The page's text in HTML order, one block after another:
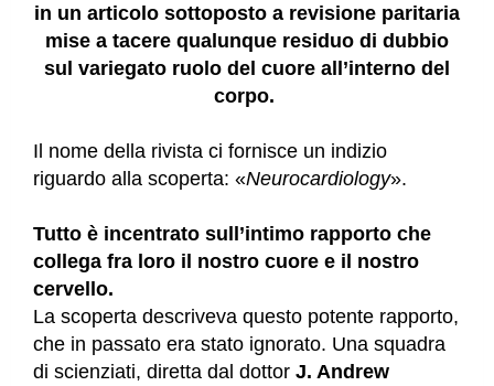
in un articolo sottoposto a revisione paritaria
mise a tacere qualunque residuo di dubbio
sul variegato ruolo del cuore all’interno del
corpo.
Il nome della rivista ci fornisce un indizio
riguardo alla scoperta: «Neurocardiology».
Tutto è incentrato sull’intimo rapporto che
collega fra loro il nostro cuore e il nostro
cervello.
La scoperta descriveva questo potente rapporto,
che in passato era stato ignorato. Una squadra
di scienziati, diretta dal dottor J. Andrew